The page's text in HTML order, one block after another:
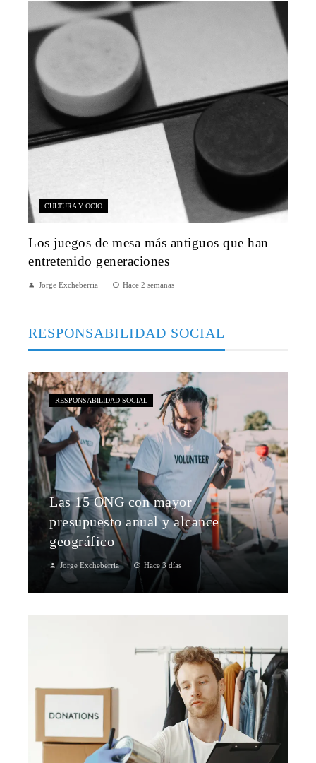
CULTURA Y OCIO
Los juegos de mesa más antiguos que han
entretenido generaciones
Jorge Excheberria Hace 2 semanas
RESPONSABILIDAD SOCIAL
Las 15 ONG con mayor
presupuesto anual y alcance
geográfico
Jorge Excheberria Hace 3 días
RESPONSABILIDAD SOCIAL